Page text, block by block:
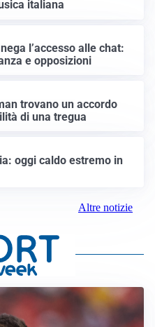
italiana
l’accesso alle chat:
e opposizioni
trovano un accordo
di una tregua
oggi caldo estremo in
Altre notizie